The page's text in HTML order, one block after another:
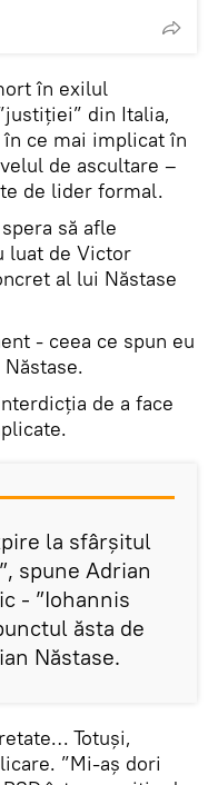
în exilul
din Italia,
ce mai implicat în
de ascultare –
de lider formal.
să afle
luat de Victor
al lui Năstase
- ceea ce spun eu
de a face
la sfârșitul
spune Adrian
- ”Iohannis
ăsta de
Năstase.
Totuși,
”Mi-aș dori